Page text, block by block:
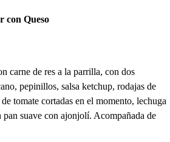
con Queso
carne de res a la parrilla, con dos
pepinillos, salsa ketchup, rodajas de
tomate cortadas en el momento, lechuga
pan suave con ajonjolí. Acompañada de